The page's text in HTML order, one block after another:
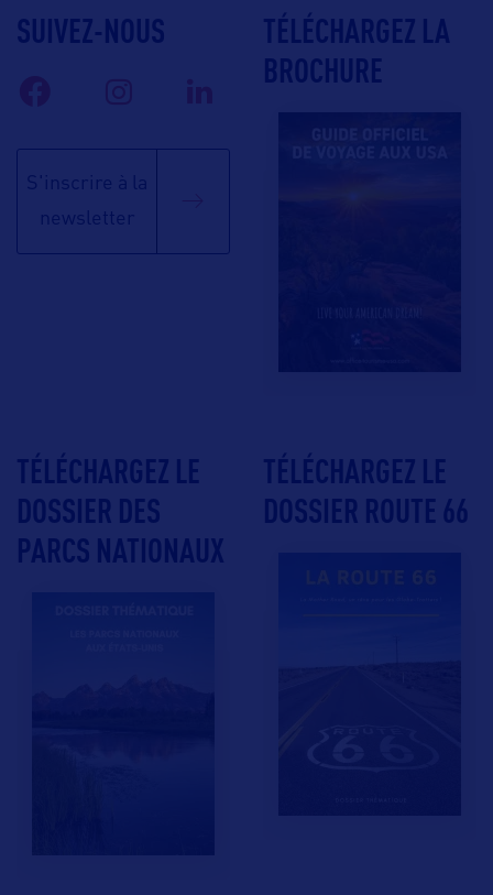
SUIVEZ-NOUS
S'inscrire à la
newsletter
TÉLÉCHARGEZ LA
BROCHURE
TÉLÉCHARGEZ LE
DOSSIER DES
PARCS NATIONAUX
TÉLÉCHARGEZ LE
DOSSIER ROUTE 66